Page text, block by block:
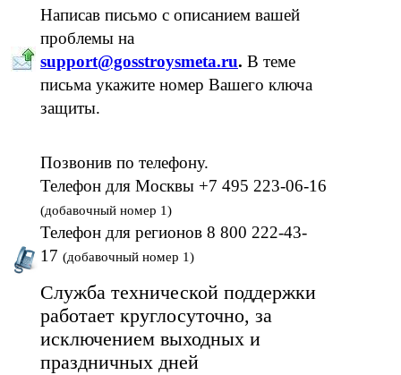
Написав письмо с описанием вашей
проблемы на
support@gosstroysmeta.ru. В теме
письма укажите номер Вашего ключа
защиты.
Позвонив по телефону.
Телефон для Москвы +7 495 223-06-16
(добавочный номер 1)
Телефон для регионов 8 800 222-43-
17 (добавочный номер 1)
Служба технической поддержки
работает круглосуточно, за
исключением выходных и
праздничных дней